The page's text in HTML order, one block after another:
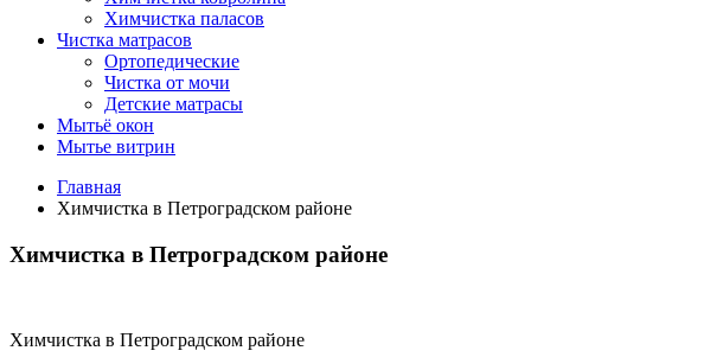
Химчистка паласов
Чистка матрасов
Ортопедические
Чистка от мочи
Детские матрасы
Мытьё окон
Мытье витрин
Главная
Химчистка в Петроградском районе
Химчистка в Петроградском районе
Химчистка в Петроградском районе